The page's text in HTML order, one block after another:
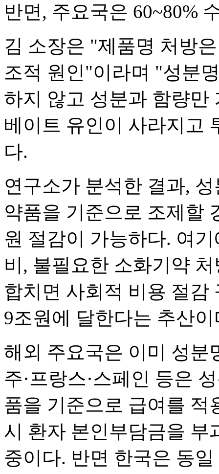
반면, 주요국은 60~80%
김 소장은 "제품명 처방
조적 원인"이라며 "성분
하지 않고 성분과 함량만
베이트 유인이 사라지고
다.
연구소가 분석한 결과,
약품을 기준으로 조제할
원 절감이 가능하다. 여
비, 불필요한 소화기약
합치면 사회적 비용 절감
9조원에 달한다는 추산이
해외 주요국은 이미 성분
주·프랑스·스페인 등은
품을 기준으로 급여를 적
시 환자 본인부담금을 부
중이다. 반면 한국은 동